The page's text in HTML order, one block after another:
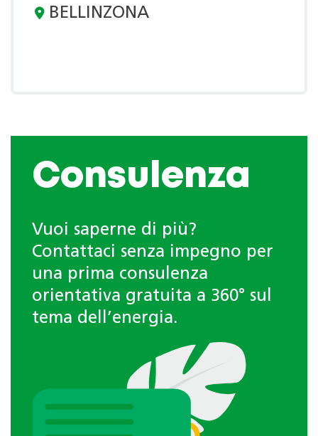
BELLINZONA
Consulenza
Vuoi saperne di più?
Contattaci senza impegno per
una prima consulenza
orientativa gratuita a 360° sul
tema dell’energia.